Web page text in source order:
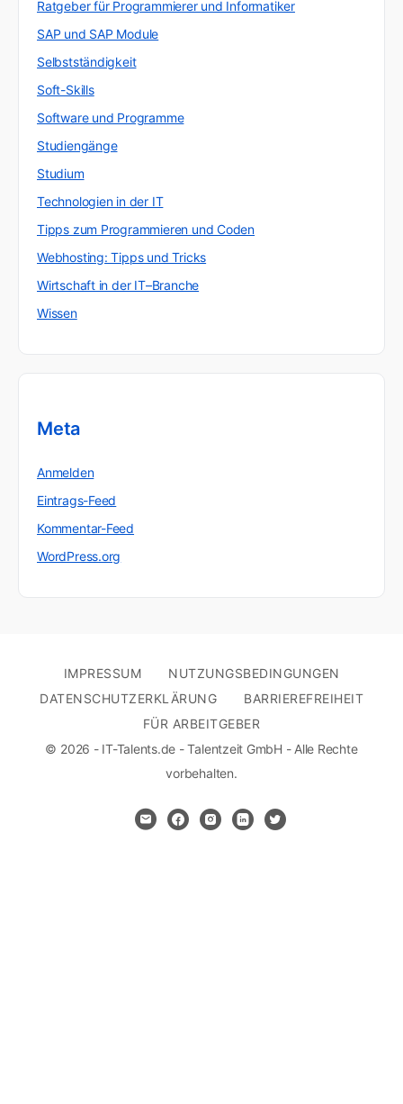
Ratgeber für Programmierer und Informatiker
SAP und SAP Module
Selbstständigkeit
Soft-Skills
Software und Programme
Studiengänge
Studium
Technologien in der IT
Tipps zum Programmieren und Coden
Webhosting: Tipps und Tricks
Wirtschaft in der IT–Branche
Wissen
Meta
Anmelden
Eintrags-Feed
Kommentar-Feed
WordPress.org
IMPRESSUM
NUTZUNGSBEDINGUNGEN
DATENSCHUTZERKLÄRUNG
BARRIEREFREIHEIT
FÜR ARBEITGEBER
© 2026 - IT-Talents.de - Talentzeit GmbH - Alle Rechte
vorbehalten.